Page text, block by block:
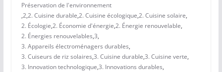
Préservation de l'environnement
,2,2. Cuisine durable,2. Cuisine écologique,2. Cuisine solaire,
2. Écologie,2. Économie d'énergie,2. Énergie renouvelable,
2. Énergies renouvelables,3,
3. Appareils électroménagers durables,
3. Cuiseurs de riz solaires,3. Cuisine durable,3. Cuisine verte,
3. Innovation technologique,3. Innovations durables,